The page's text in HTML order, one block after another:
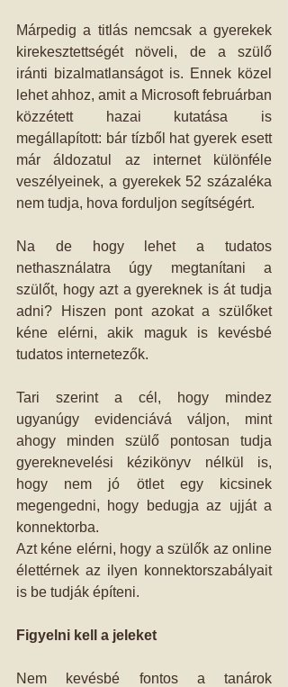
Márpedig a titlás nemcsak a gyerekek
kirekesztettségét növeli, de a szülő
iránti bizalmatlanságot is. Ennek közel
lehet ahhoz, amit a Microsoft februárban
közzétett hazai kutatása is
megállapított: bár tízből hat gyerek esett
már áldozatul az internet különféle
veszélyeinek, a gyerekek 52 százaléka
nem tudja, hova forduljon segítségért.
Na de hogy lehet a tudatos
nethasználatra úgy megtanítani a
szülőt, hogy azt a gyereknek is át tudja
adni? Hiszen pont azokat a szülőket
kéne elérni, akik maguk is kevésbé
tudatos internetezők.
Tari szerint a cél, hogy mindez
ugyanúgy evidenciává váljon, mint
ahogy minden szülő pontosan tudja
gyereknevelési kézikönyv nélkül is,
hogy nem jó ötlet egy kicsinek
megengedni, hogy bedugja az ujját a
konnektorba.
Azt kéne elérni, hogy a szülők az online
élettérnek az ilyen konnektorszabályait
is be tudják építeni.
Figyelni kell a jeleket
Nem kevésbé fontos a tanárok